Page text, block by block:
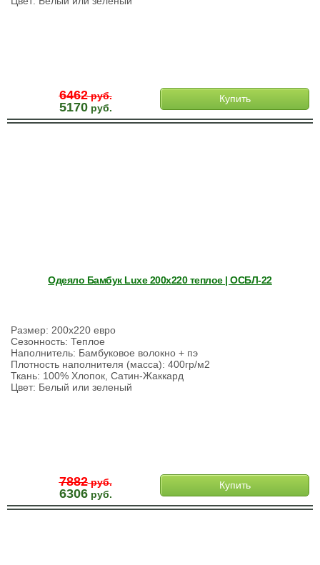
6462руб.
5170руб.
Купить
Одеяло Бамбук Luxe 200х220 теплое | ОСБЛ-22
Размер: 200х220 евро
Сезонность: Теплое
Наполнитель: Бамбуковое волокно + пэ
Плотность наполнителя (масса): 400гр/м2
Ткань: 100% Хлопок, Сатин-Жаккард
Цвет: Белый или зеленый
7882руб.
6306руб.
Купить